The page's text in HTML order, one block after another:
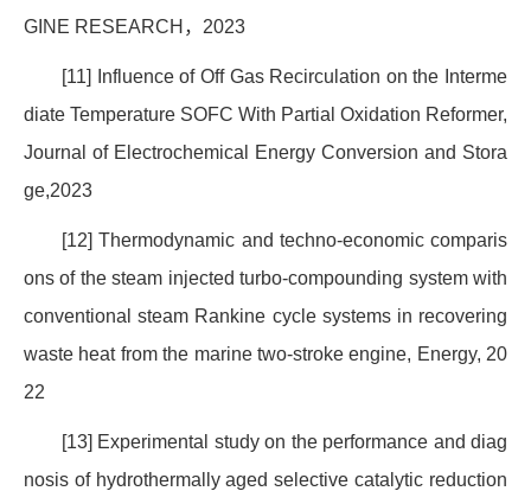
GINE RESEARCH ， 2023
[11] Influence of Off Gas Recirculation on the Interme
diate Temperature SOFC With Partial Oxidation Reformer,
Journal of Electrochemical Energy Conversion and Stora
ge,2023
[12] Thermodynamic and techno-economic comparis
ons of the steam injected turbo-compounding system with
conventional steam Rankine cycle systems in recovering
waste heat from the marine two-stroke engine, Energy, 20
22
[13] Experimental study on the performance and diag
nosis of hydrothermally aged selective catalytic reduction